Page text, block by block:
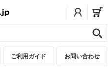
ご利用ガイド お問い合わせ